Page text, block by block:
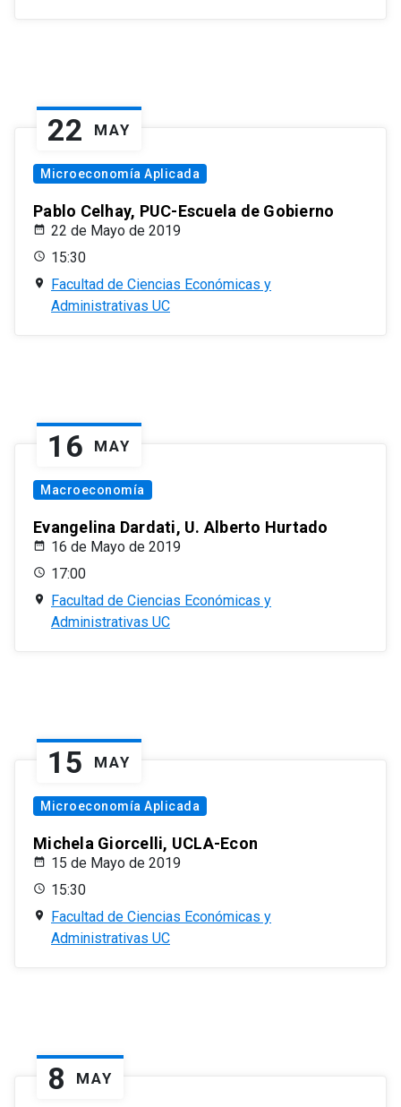
22 MAY
Microeconomía Aplicada
Pablo Celhay, PUC-Escuela de Gobierno
22 de Mayo de 2019
15:30
Facultad de Ciencias Económicas y
Administrativas UC
16 MAY
Macroeconomía
Evangelina Dardati, U. Alberto Hurtado
16 de Mayo de 2019
17:00
Facultad de Ciencias Económicas y
Administrativas UC
15 MAY
Microeconomía Aplicada
Michela Giorcelli, UCLA-Econ
15 de Mayo de 2019
15:30
Facultad de Ciencias Económicas y
Administrativas UC
8 MAY